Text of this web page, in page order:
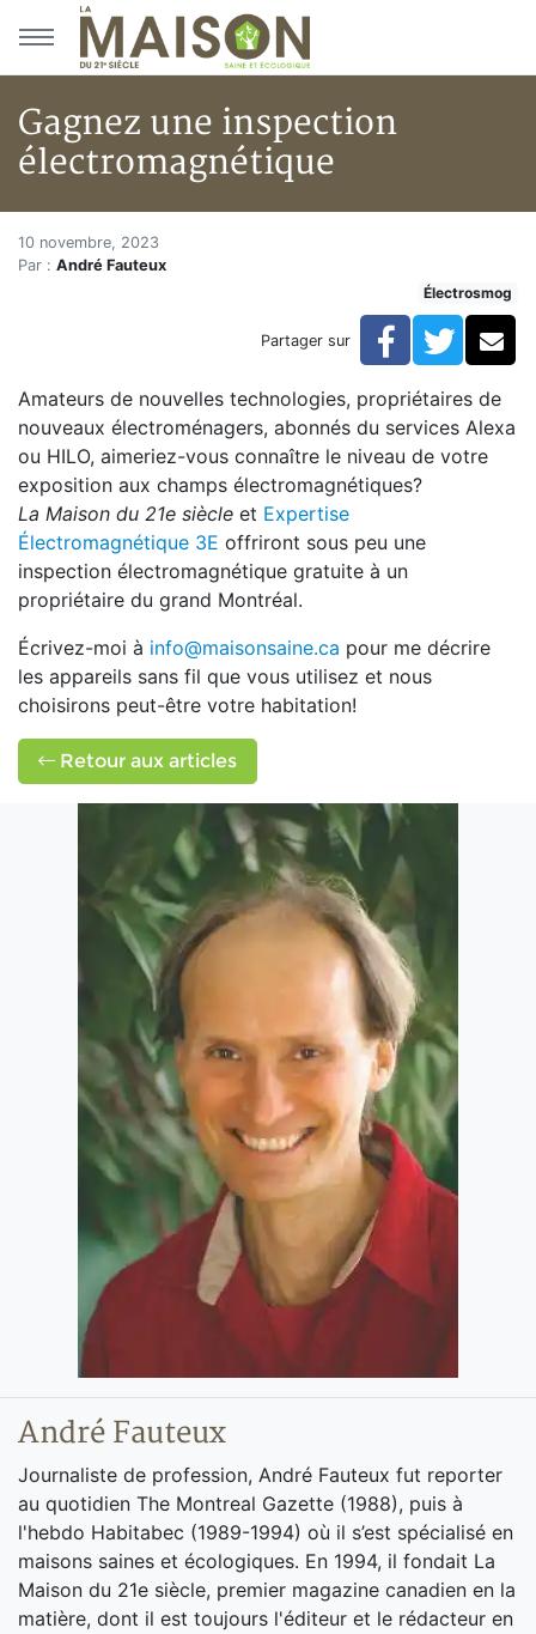
Aller au menu principal
Aller au contenu principal
Gagnez une inspection
électromagnétique
Accueil
En kiosque!
Gagnez une inspection électromagnétique
Gagnez une inspection
10 novembre, 2023
Par : André Fauteux
Électrosmog
Partager sur Facebook
Amateurs de nouvelles technologies, propriétaires de
nouveaux électroménagers, abonnés du services Alexa
ou HILO, aimeriez-vous connaître le niveau de votre
exposition aux champs électromagnétiques?
La Maison du 21e siècle et Expertise
Électromagnétique 3E offriront sous peu une
inspection électromagnétique gratuite à un
propriétaire du grand Montréal.
Écrivez-moi à info@maisonsaine.ca pour me décrire
les appareils sans fil que vous utilisez et nous
choisirons peut-être votre habitation!
Retour aux articles
André Fauteux
Journaliste de profession, André Fauteux fut reporter
au quotidien The Montreal Gazette (1988), puis à
l'hebdo Habitabec (1989-1994) où il s’est spécialisé en
maisons saines et écologiques. En 1994, il fondait La
Maison du 21e siècle, premier magazine canadien en la
matière, dont il est toujours l'éditeur et le rédacteur en